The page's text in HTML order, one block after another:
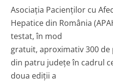
Asociația Pacienților cu
Hepatice din România
testat, în mod
gratuit, aproximativ 300 de
din patru județe în cadrul
doua ediții a